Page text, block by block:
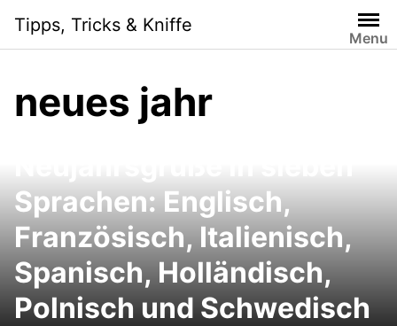
content
Tipps, Tricks & Kniffe
Menu
neues jahr
Sprachen: Englisch,
Französisch, Italienisch,
Spanisch, Holländisch,
Polnisch und Schwedisch